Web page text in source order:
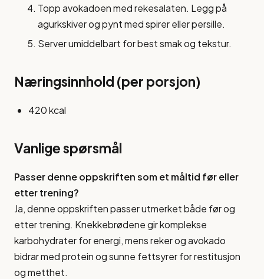
Topp avokadoen med rekesalaten. Legg på
agurkskiver og pynt med spirer eller persille.
Server umiddelbart for best smak og tekstur.
Næringsinnhold (per porsjon)
420 kcal
Vanlige spørsmål
Passer denne oppskriften som et måltid før eller
etter trening?
Ja, denne oppskriften passer utmerket både før og
etter trening. Knekkebrødene gir komplekse
karbohydrater for energi, mens reker og avokado
bidrar med protein og sunne fettsyrer for restitusjon
og metthet.